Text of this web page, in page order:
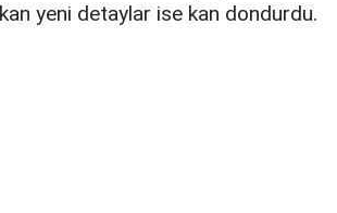
yeni detaylar ise kan dondurdu.